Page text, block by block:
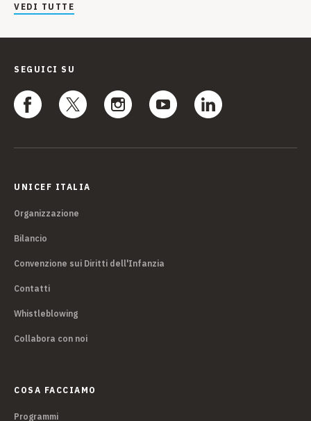
VEDI TUTTE
SEGUICI SU
UNICEF ITALIA
Organizzazione
Bilancio
Convenzione sui Diritti dell'Infanzia
Contatti
Whistleblowing
Collabora con noi
COSA FACCIAMO
Programmi